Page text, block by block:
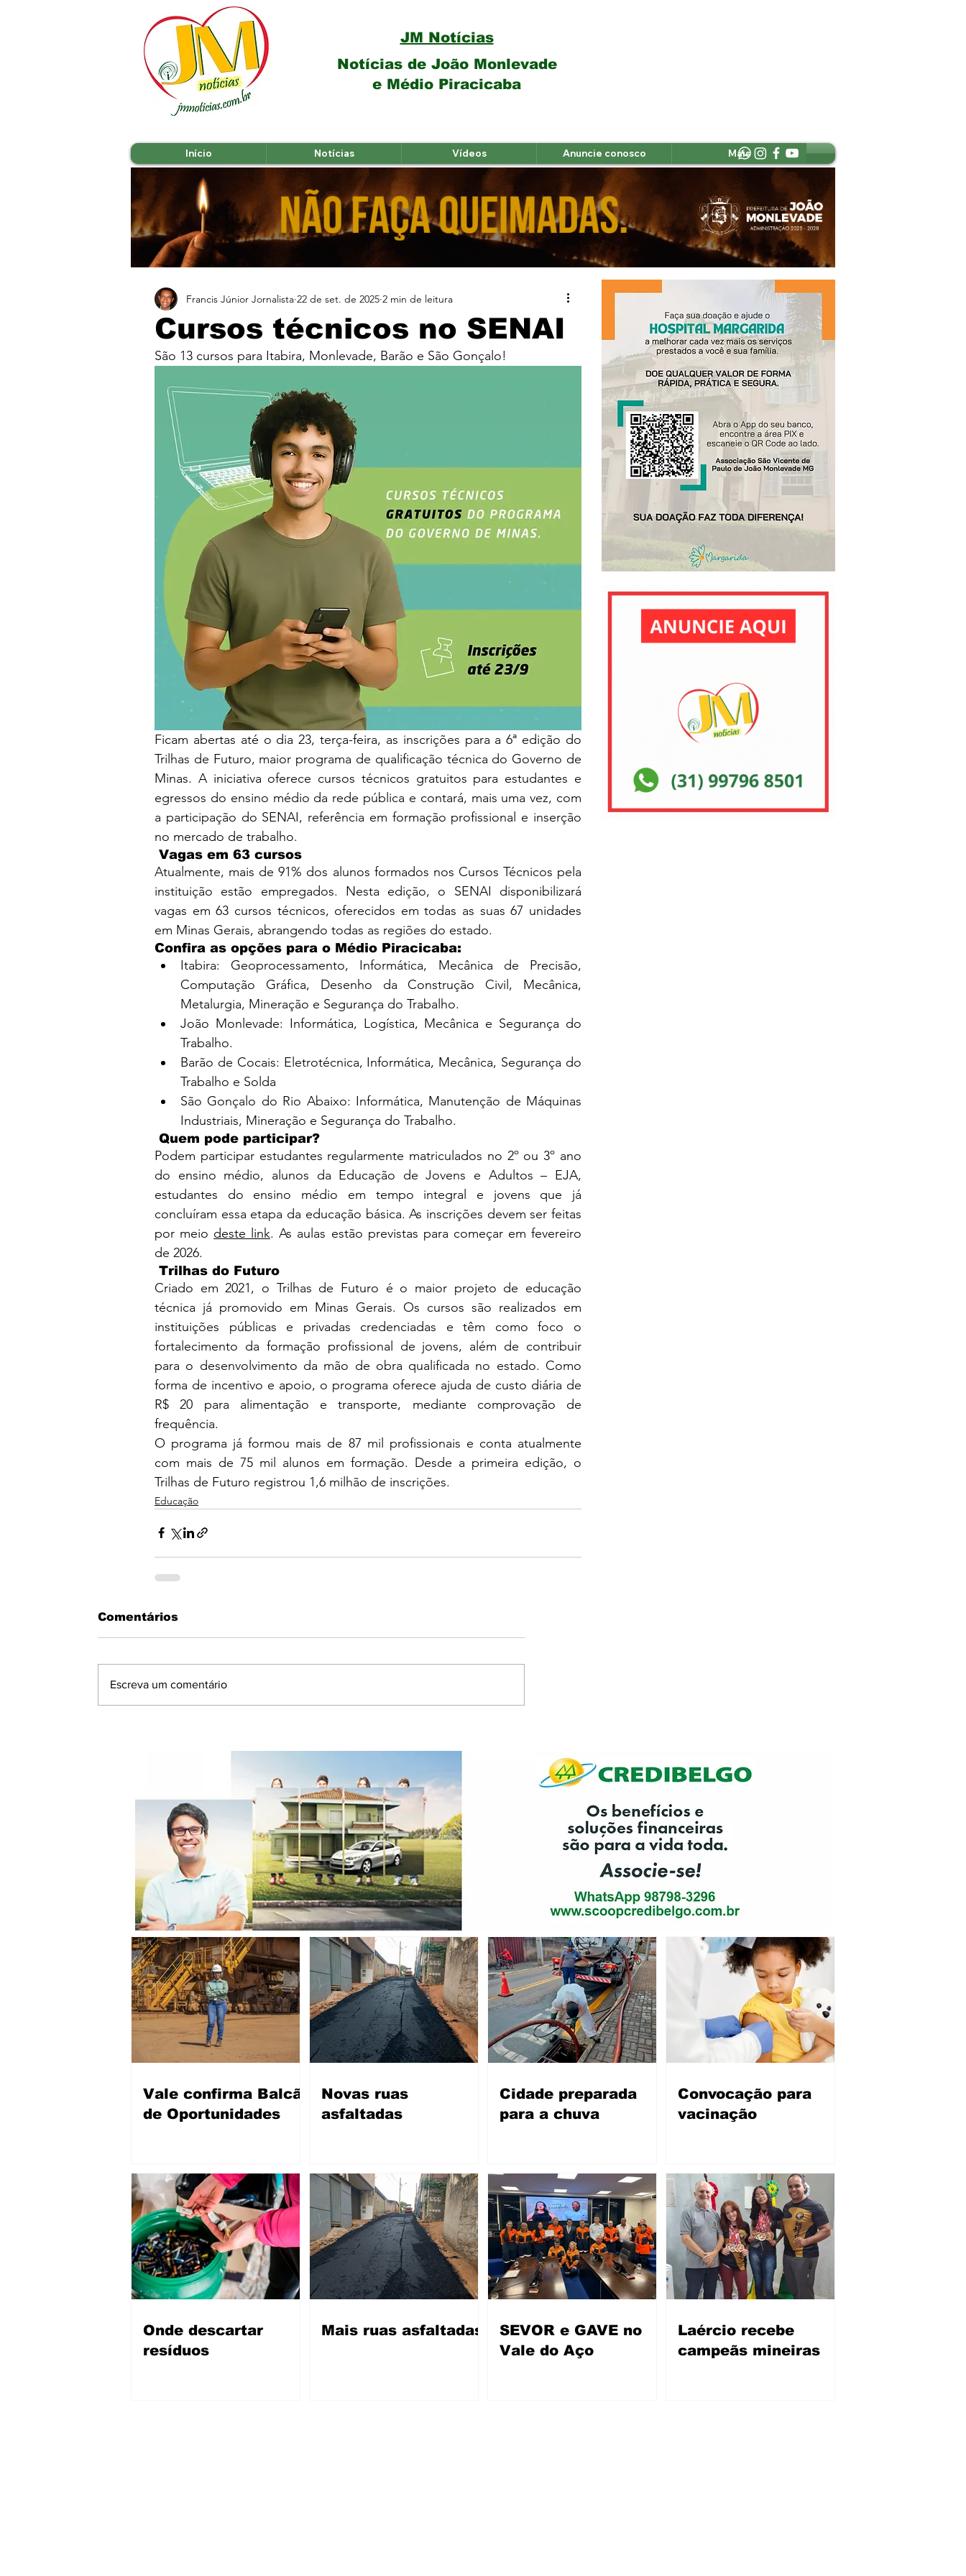
Notícias de João Monlevade
e Médio Piracicaba
JM Notícias
Início Notícias Vídeos Anuncie conosco Mais
Cursos técnicos no SENAI
Francis Júnior Jornalista 22 de set. de 2025 2 min de leitura
São 13 cursos para Itabira, Monlevade, Barão e São Gonçalo!
Ficam abertas até o dia 23, terça-feira, as inscrições para a 6ª edição do
Trilhas de Futuro, maior programa de qualificação técnica do Governo de
Minas. A iniciativa oferece cursos técnicos gratuitos para estudantes e
egressos do ensino médio da rede pública e contará, mais uma vez, com
a participação do SENAI, referência em formação profissional e inserção
no mercado de trabalho.
Vagas em 63 cursos
Atualmente, mais de 91% dos alunos formados nos Cursos Técnicos pela
instituição estão empregados. Nesta edição, o SENAI disponibilizará
vagas em 63 cursos técnicos, oferecidos em todas as suas 67 unidades
em Minas Gerais, abrangendo todas as regiões do estado.
Confira as opções para o Médio Piracicaba:
Itabira: Geoprocessamento, Informática, Mecânica de Precisão,
Computação Gráfica, Desenho da Construção Civil, Mecânica,
Metalurgia, Mineração e Segurança do Trabalho.
João Monlevade: Informática, Logística, Mecânica e Segurança do
Trabalho.
Barão de Cocais: Eletrotécnica, Informática, Mecânica, Segurança do
Trabalho e Solda
São Gonçalo do Rio Abaixo: Informática, Manutenção de Máquinas
Industriais, Mineração e Segurança do Trabalho.
Quem pode participar?
Podem participar estudantes regularmente matriculados no 2º ou 3º ano
do ensino médio, alunos da Educação de Jovens e Adultos – EJA,
estudantes do ensino médio em tempo integral e jovens que já
concluíram essa etapa da educação básica. As inscrições devem ser feitas
por meio deste link. As aulas estão previstas para começar em fevereiro
de 2026.
Trilhas do Futuro
Criado em 2021, o Trilhas de Futuro é o maior projeto de educação
técnica já promovido em Minas Gerais. Os cursos são realizados em
instituições públicas e privadas credenciadas e têm como foco o
fortalecimento da formação profissional de jovens, além de contribuir
para o desenvolvimento da mão de obra qualificada no estado. Como
forma de incentivo e apoio, o programa oferece ajuda de custo diária de
R$ 20 para alimentação e transporte, mediante comprovação de
frequência.
O programa já formou mais de 87 mil profissionais e conta atualmente
com mais de 75 mil alunos em formação. Desde a primeira edição, o
Trilhas de Futuro registrou 1,6 milhão de inscrições.
Educação
Comentários
Escreva um comentário
Vale confirma Balcão
de Oportunidades
Novas ruas
asfaltadas
Cidade preparada
para a chuva
Convocação para
vacinação
Onde descartar
resíduos
Mais ruas asfaltadas
SEVOR e GAVE no
Vale do Aço
Laércio recebe
campeãs mineiras